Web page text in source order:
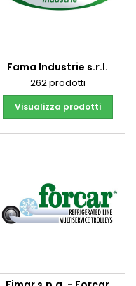
Fama Industrie s.r.l.
262 prodotti
Visualizza prodotti